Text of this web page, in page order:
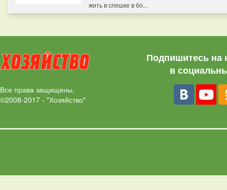
жить в спешке в бо...
Все права защищены.
©2008-2017 - "Хозяйство"
Подпишитесь на
в